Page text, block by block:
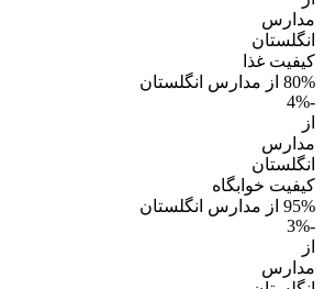
مدارس
انگلستان
کیفیت غذا
80% از مدارس انگلستان
-4%
از
مدارس
انگلستان
کیفیت خوابگاه
95% از مدارس انگلستان
-3%
از
مدارس